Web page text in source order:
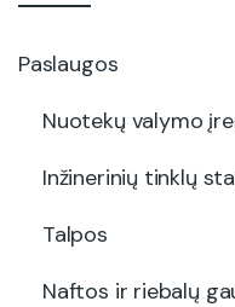
Paslaugos
Nuotekų valymo
Inžinerinių tinklų
Talpos
Naftos ir riebalų